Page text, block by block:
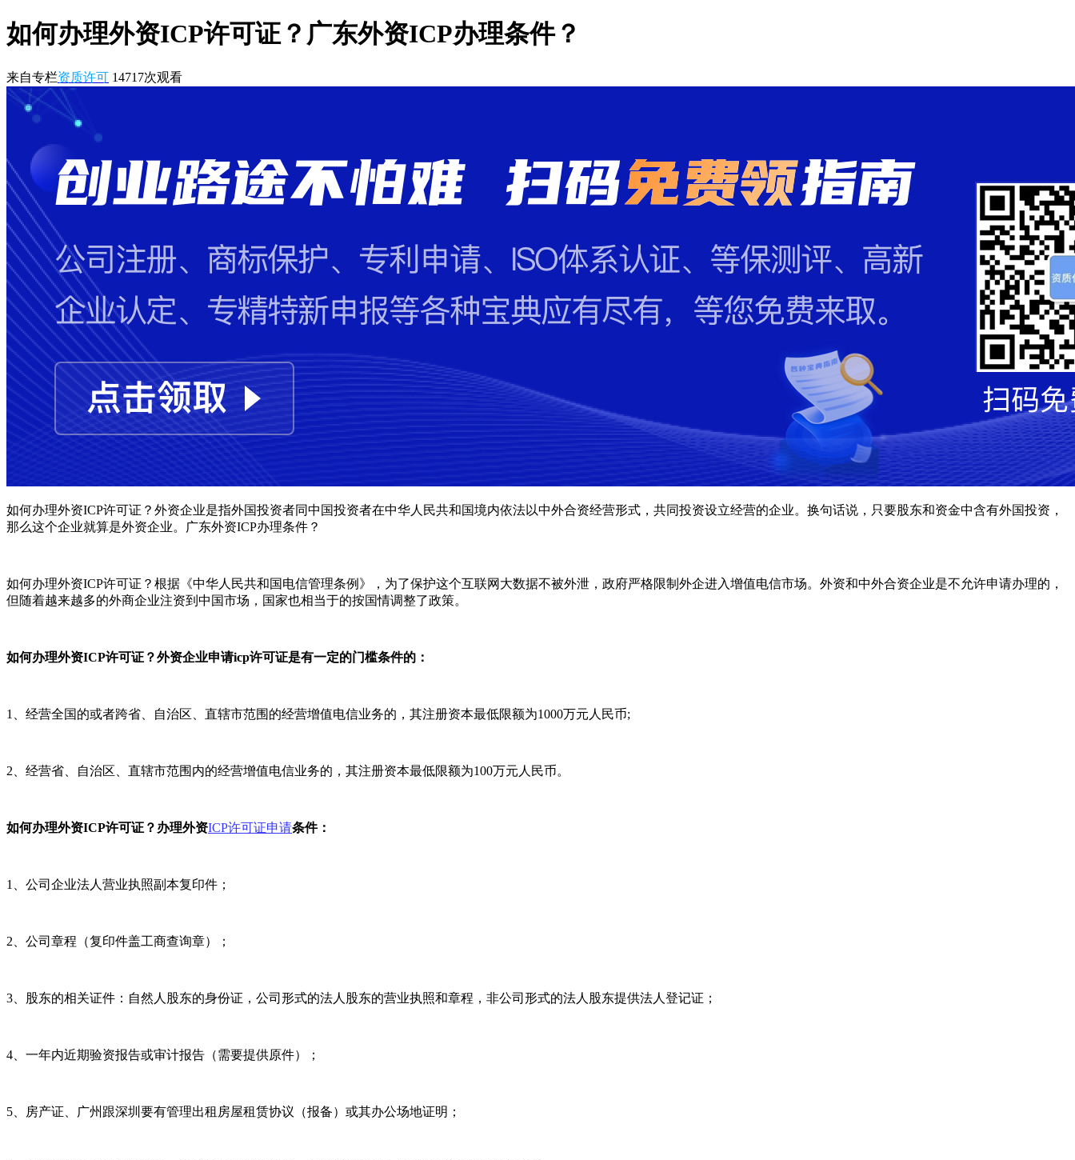
如何办理外资ICP许可证？广东外资ICP办理条件？
来自专栏资质许可 14717次观看
如何办理外资ICP许可证？外资企业是指外国投资者同中国投资者在中华人民共和国境内依法以中外合资经营形式，共同投资设立经营的企业。换句话说，只要股东和资金中含有外国投资，
那么这个企业就算是外资企业。广东外资ICP办理条件？
如何办理外资ICP许可证？根据《中华人民共和国电信管理条例》，为了保护这个互联网大数据不被外泄，政府严格限制外企进入增值电信市场。外资和中外合资企业是不允许申请办理的，
但随着越来越多的外商企业注资到中国市场，国家也相当于的按国情调整了政策。
如何办理外资ICP许可证？外资企业申请icp许可证是有一定的门槛条件的：
1、经营全国的或者跨省、自治区、直辖市范围的经营增值电信业务的，其注册资本最低限额为1000万元人民币;
2、经营省、自治区、直辖市范围内的经营增值电信业务的，其注册资本最低限额为100万元人民币。
如何办理外资ICP许可证？办理外资ICP许可证申请条件：
1、公司企业法人营业执照副本复印件；
2、公司章程（复印件盖工商查询章）；
3、股东的相关证件：自然人股东的身份证，公司形式的法人股东的营业执照和章程，非公司形式的法人股东提供法人登记证；
4、一年内近期验资报告或审计报告（需要提供原件）；
5、房产证、广州跟深圳要有管理出租房屋租赁协议（报备）或其办公场地证明；